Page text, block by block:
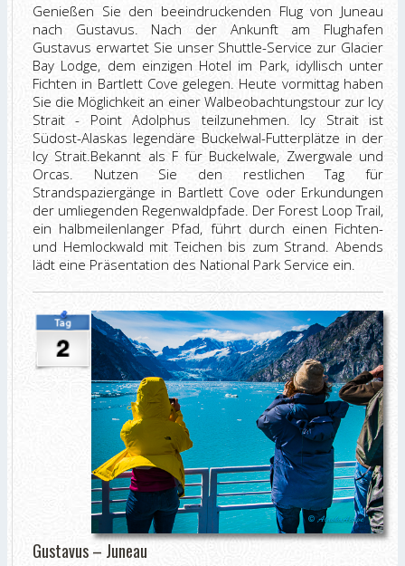
Genießen Sie den beeindruckenden Flug von Juneau
nach Gustavus. Nach der Ankunft am Flughafen
Gustavus erwartet Sie unser Shuttle-Service zur Glacier
Bay Lodge, dem einzigen Hotel im Park, idyllisch unter
Fichten in Bartlett Cove gelegen. Heute vormittag haben
Sie die Möglichkeit an einer Walbeobachtungstour zur Icy
Strait - Point Adolphus teilzunehmen. Icy Strait ist
Südost-Alaskas legendäre Buckelwal-Futterplätze in der
Icy Strait.Bekannt als F für Buckelwale, Zwergwale und
Orcas. Nutzen Sie den restlichen Tag für
Strandspaziergänge in Bartlett Cove oder Erkundungen
der umliegenden Regenwaldpfade. Der Forest Loop Trail,
ein halbmeilenlanger Pfad, führt durch einen Fichten-
und Hemlockwald mit Teichen bis zum Strand. Abends
lädt eine Präsentation des National Park Service ein.
Gustavus – Juneau